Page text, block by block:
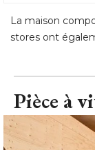
La maison
stores ont
Pièce à